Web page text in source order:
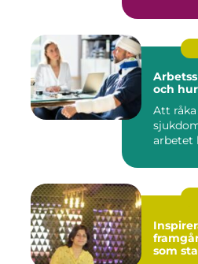
och
Att
arbetet
som